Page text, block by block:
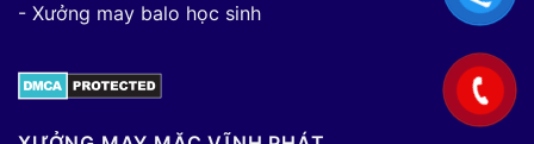
- Xưởng may balo học sinh